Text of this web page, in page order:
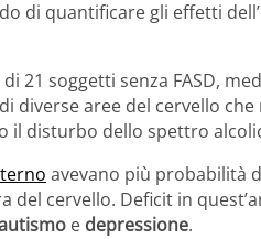
di quantificare gli effetti
21 soggetti senza FASD,
diverse aree del cervello
il disturbo dello spettro
avevano più probabilità
del cervello. Deficit in
e depressione.